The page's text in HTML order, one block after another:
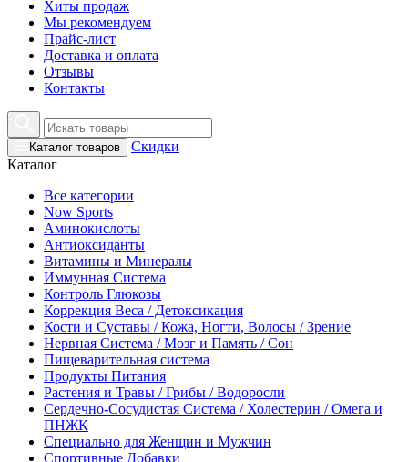
Хиты продаж
Мы рекомендуем
Прайс-лист
Доставка и оплата
Отзывы
Контакты
Каталог товаров
Скидки
Каталог
Все категории
Now Sports
Аминокислоты
Антиоксиданты
Витамины и Минералы
Иммунная Система
Контроль Глюкозы
Коррекция Веса / Детоксикация
Кости и Суставы / Кожа, Ногти, Волосы / Зрение
Нервная Система / Мозг и Память / Сон
Пищеварительная система
Продукты Питания
Растения и Травы / Грибы / Водоросли
Сердечно-Сосудистая Система / Холестерин / Омега и
ПНЖК
Специально для Женщин и Мужчин
Спортивные Добавки